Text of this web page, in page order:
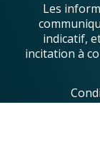
Les
indicatif,
incitation à